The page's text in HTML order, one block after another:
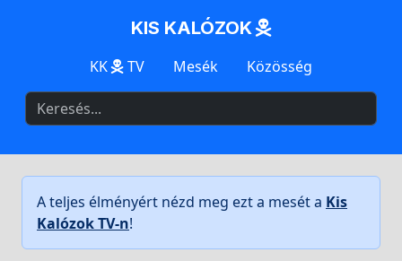
KIS KALÓZOK
KK TV Mesék Közösség
A teljes élményért nézd meg ezt a mesét a Kis
Kalózok TV-n!